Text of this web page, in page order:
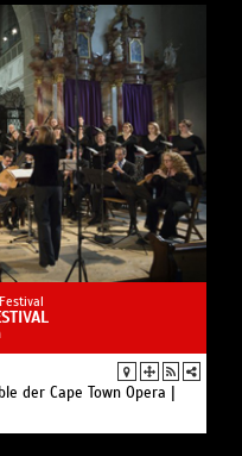
Festival
der Cape Town Opera |